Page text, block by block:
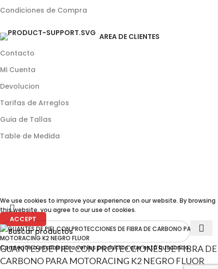
AREA DE CLIENTES
Contacto
Mi Cuenta
Devolucion
Tarifas de Arreglos
Guia de Tallas
Table de Medida
Condiciones de Compra
Comience a escribir para ver los productos que está buscando.
We use cookies to improve your experience on our website. By browsing
this website, you agree to our use of cookies.
ACCEPT
GUANTES DE PIEL CON PROTECCIONES DE FIBRA DE
CARBONO PARA MOTORACING K2 NEGRO FLUOR